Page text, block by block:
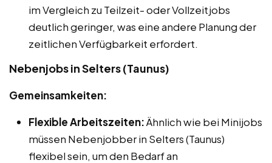
im Vergleich zu Teilzeit- oder Vollzeitjobs
deutlich geringer, was eine andere Planung der
zeitlichen Verfügbarkeit erfordert.
Nebenjobs in Selters (Taunus)
Gemeinsamkeiten:
Flexible Arbeitszeiten:Ähnlich wie bei Minijobs
müssen Nebenjobber in Selters (Taunus)
flexibel sein, um den Bedarf an